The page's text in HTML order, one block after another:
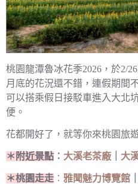
桃園龍潭魯冰花季2026，於2/
月底的花況還不錯，連假期間
可以搭乘假日接駁車進入大北
便。
花都開好了，就等你來桃園旅
＊附近景點 ︰ 大溪老茶廠 大
＊桃園走走 ︰ 雅聞魅力博覽館